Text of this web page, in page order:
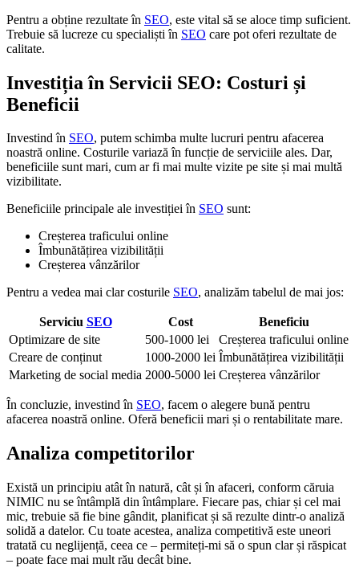
Pentru a obține rezultate în SEO, este vital să se aloce timp suficient.
Trebuie să lucreze cu specialiști în SEO care pot oferi rezultate de
calitate.
Investiția în Servicii SEO: Costuri și
Beneficii
Investind în SEO, putem schimba multe lucruri pentru afacerea
noastră online. Costurile variază în funcție de serviciile ales. Dar,
beneficiile sunt mari, cum ar fi mai multe vizite pe site și mai multă
vizibilitate.
Beneficiile principale ale investiției în SEO sunt:
Creșterea traficului online
Îmbunătățirea vizibilității
Creșterea vânzărilor
Pentru a vedea mai clar costurile SEO, analizăm tabelul de mai jos:
Serviciu SEO Cost
Beneficiu
Optimizare de site
500-1000 lei
Creșterea traficului online
Creare de conținut
1000-2000 lei Îmbunătățirea vizibilității
Marketing de social media 2000-5000 lei Creșterea vânzărilor
În concluzie, investind în SEO, facem o alegere bună pentru
afacerea noastră online. Oferă beneficii mari și o rentabilitate mare.
Analiza competitorilor
Există un principiu atât în natură, cât și în afaceri, conform căruia
NIMIC nu se întâmplă din întâmplare. Fiecare pas, chiar și cel mai
mic, trebuie să fie bine gândit, planificat și să rezulte dintr-o analiză
solidă a datelor. Cu toate acestea, analiza competitivă este uneori
tratată cu neglijență, ceea ce – permiteți-mi să o spun clar și răspicat
– poate face mai mult rău decât bine.